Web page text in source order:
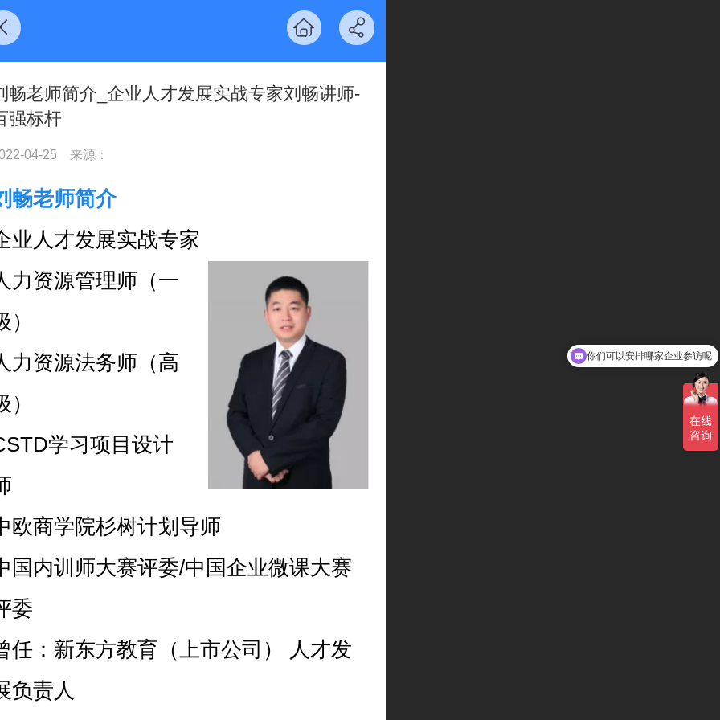
畅老师简介_企业人才发展实战专家刘畅讲师-
强标杆
04-25 来源：
畅老师简介
业人才发展实战专家
力资源管理师（一
）
力资源法务师（高
）
学习项目设计
欧商学院杉树计划导师
国内训师大赛评委/中国企业微课大赛
委
任：新东方教育（上市公司） 人才发
负责人
你们可以安排哪家企业参访呢